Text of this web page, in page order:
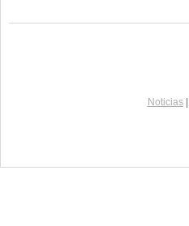
Noticias|